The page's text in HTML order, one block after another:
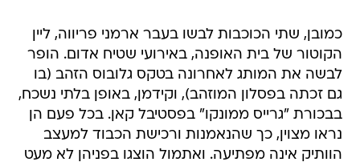
כמובן, שתי הכוכבות לבשו בעבר ארמני פריווה, ליין
הקוטור של בית האופנה, באירועי שטיח אדום. הופר
לבשה את המותג לאחרונה בטקס גלובוס הזהב (בו
גם זכתה בפסלון המוזהב), וקידמן, באופן בלתי נשכח,
בבכורת "גרייס ממונקו" בפסטיבל קאן. בכל פעם הן
נראו מצוין, כך שהנאמנות ורכישת הכבוד למעצב
הוותיק אינה מפתיעה. ואתמול הוצגו בפניהן לא מעט